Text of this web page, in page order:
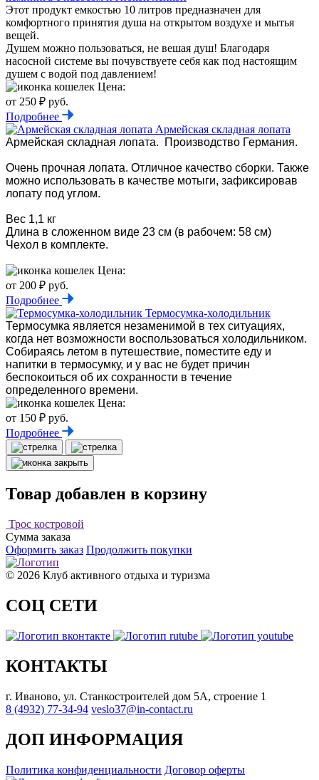
Этот продукт емкостью 10 литров предназначен для
комфортного принятия душа на открытом воздухе и мытья
вещей.
Душем можно пользоваться, не вешая душ! Благодаря
насосной системе вы почувствуете себя как под настоящим
душем с водой под давлением!
Цена:
от 250 ₽ руб.
Подробнее
Армейская складная лопата
Армейская складная лопата. Производство Германия.
Очень прочная лопата. Отличное качество сборки. Также
можно использовать в качестве мотыги, зафиксировав
лопату под углом.
Вес 1,1 кг
Длина в сложенном виде 23 см (в рабочем: 58 см)
Чехол в комплекте.
Цена:
от 200 ₽ руб.
Подробнее
Термосумка-холодильник
Термосумка является незаменимой в тех ситуациях,
когда нет возможности воспользоваться холодильником.
Собираясь летом в путешествие, поместите еду и
напитки в термосумку, и у вас не будет причин
беспокоиться об их сохранности в течение
определенного времени.
Цена:
от 150 ₽ руб.
Подробнее
Товар добавлен в корзину
Трос костровой
Сумма заказа
Оформить заказ Продолжить покупки
© 2026 Клуб активного отдыха и туризма
СОЦ СЕТИ
КОНТАКТЫ
г. Иваново, ул. Станкостроителей дом 5А, строение 1
8 (4932) 77-34-94 veslo37@in-contact.ru
ДОП ИНФОРМАЦИЯ
Политика конфиденциальности Договор оферты